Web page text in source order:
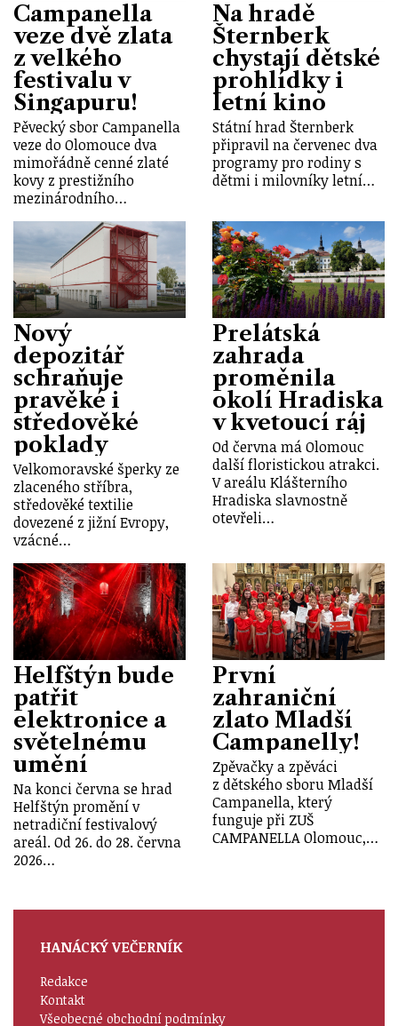
Campanella
veze dvě zlata
z velkého
festivalu v
Singapuru!
Pěvecký sbor Campanella
veze do Olomouce dva
mimořádně cenné zlaté
kovy z prestižního
mezinárodního…
Na hradě
Šternberk
chystají dětské
prohlídky i
letní kino
Státní hrad Šternberk
připravil na červenec dva
programy pro rodiny s
dětmi i milovníky letní…
Nový
depozitář
schraňuje
pravěké i
středověké
poklady
Velkomoravské šperky ze
zlaceného stříbra,
středověké textilie
dovezené z jižní Evropy,
vzácné…
Prelátská
zahrada
proměnila
okolí Hradiska
v kvetoucí ráj
Od června má Olomouc
další floristickou atrakci.
V areálu Klášterního
Hradiska slavnostně
otevřeli…
Helfštýn bude
patřit
elektronice a
světelnému
umění
Na konci června se hrad
Helfštýn promění v
netradiční festivalový
areál. Od 26. do 28. června
2026…
První
zahraniční
zlato Mladší
Campanelly!
Zpěvačky a zpěváci
z dětského sboru Mladší
Campanella, který
funguje při ZUŠ
CAMPANELLA Olomouc,…
HANÁCKÝ VEČERNÍK
Redakce
Kontakt
Všeobecné obchodní podmínky